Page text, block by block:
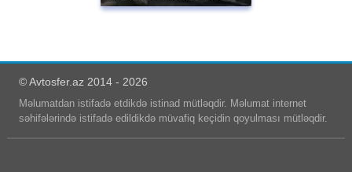
© Avtosfer.az 2014 - 2026
Məlumatdan istifadə etdikdə istinad mütləqdir. Məlumat internet
səhifələrində istifadə edildikdə müvafiq keçidin qoyulması mütləqdir.